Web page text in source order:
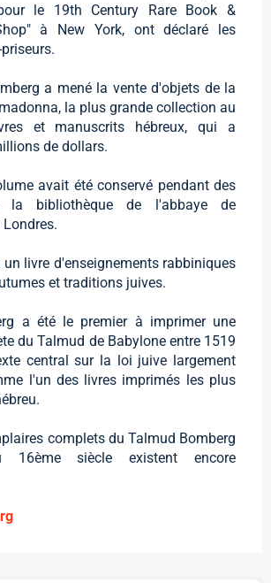
le 19th Century Rare Book &
à New York, ont déclaré les
a mené la vente d'objets de la
la plus grande collection au
et manuscrits hébreux, qui a
de dollars.
avait été conservé pendant des
la bibliothèque de l'abbaye de
livre d'enseignements rabbiniques
et traditions juives.
a été le premier à imprimer une
du Talmud de Babylone entre 1519
central sur la loi juive largement
l'un des livres imprimés les plus
complets du Talmud Bomberg
16ème siècle existent encore